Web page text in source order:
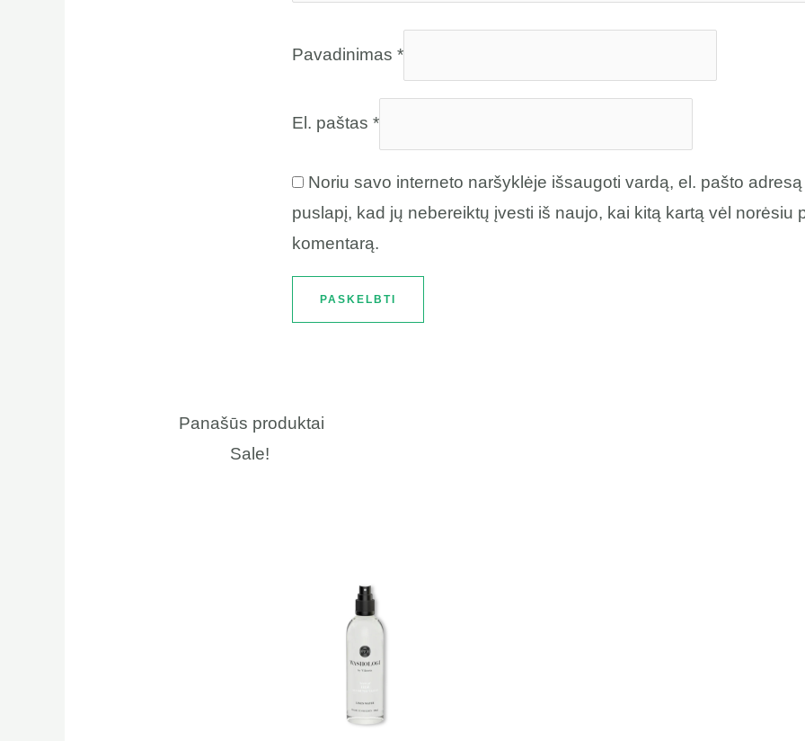
Pavadinimas*
El. paštas*
Noriu savo interneto naršyklėje išsaugoti vardą, el. pašto
puslapį, kad jų nebereiktų įvesti iš naujo, kai kitą kartą vėl norėsiu
komentarą.
Panašūs produktai
Sale!